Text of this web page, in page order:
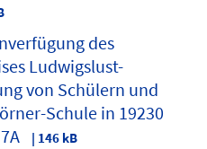
des
Ludwigslust-
von Schülern und
Schule in 19230
| 146 kB